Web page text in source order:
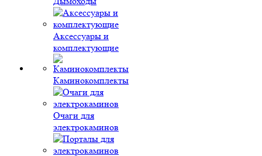
Аксессуары и
комплектующие
Каминокомплекты
Очаги для
электрокаминов